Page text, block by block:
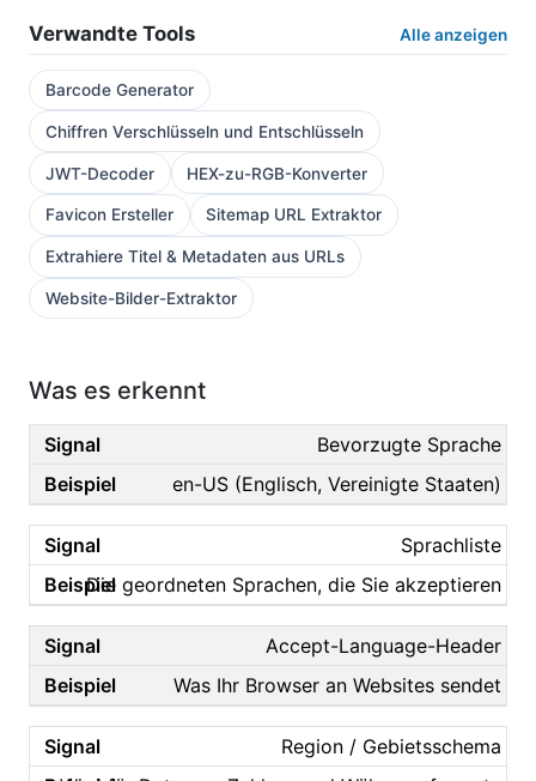
Verwandte Tools Alle anzeigen
Barcode Generator
Chiffren Verschlüsseln und Entschlüsseln
JWT-Decoder HEX-zu-RGB-Konverter
Favicon Ersteller Sitemap URL Extraktor
Extrahiere Titel & Metadaten aus URLs
Website-Bilder-Extraktor
Was es erkennt
Bevorzugte Sprache
en-US (Englisch, Vereinigte Staaten)
Sprachliste
Die geordneten Sprachen, die Sie akzeptieren
Accept-Language-Header
Was Ihr Browser an Websites sendet
Region / Gebietsschema